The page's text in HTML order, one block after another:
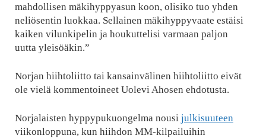
mahdollisen mäkihyppyasun koon, olisiko tuo yhden
neliösentin luokkaa. Sellainen mäkihyppyvaate estäisi
kaiken vilunkipelin ja houkuttelisi varmaan paljon
uutta yleisöäkin.”
Norjan hiihtoliitto tai kansainvälinen hiihtoliitto eivät
ole vielä kommentoineet Uolevi Ahosen ehdotusta.
Norjalaisten hyppypukuongelma nousi julkisuuteen
viikonloppuna, kun hiihdon MM-kilpailuihin